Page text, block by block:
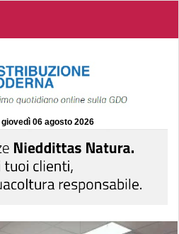
giovedì 06 agosto 2026